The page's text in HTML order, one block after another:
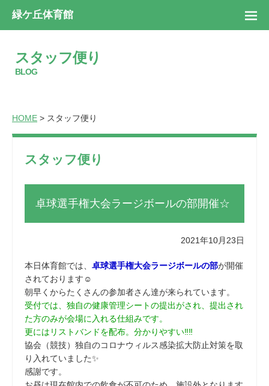
緑ケ丘体育館
スタッフ便り
BLOG
HOME > スタッフ便り
スタッフ便り
卓球選手権大会ラージボールの部開催☆
2021年10月23日
本日体育館では、 卓球選手権大会ラージボールの部が開催
されております☺
朝早くからたくさんの参加者さん達が来られています。
受付では、独自の健康管理シートの提出がされ、提出され
た方のみが会場に入れる仕組みです。
更にはリストバンドを配布。分かりやすい‼‼
協会（競技）独自のコロナウィルス感染拡大防止対策を取
り入れていました✨
感謝です。